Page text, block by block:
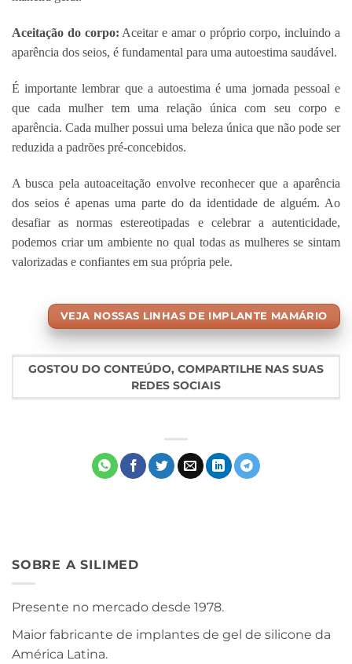
Aceitação do corpo: Aceitar e amar o próprio corpo, incluindo a
aparência dos seios, é fundamental para uma autoestima saudável.
É importante lembrar que a autoestima é uma jornada pessoal e
que cada mulher tem uma relação única com seu corpo e
aparência. Cada mulher possui uma beleza única que não pode ser
reduzida a padrões pré-concebidos.
A busca pela autoaceitação envolve reconhecer que a aparência
dos seios é apenas uma parte do da identidade de alguém. Ao
desafiar as normas estereotipadas e celebrar a autenticidade,
podemos criar um ambiente no qual todas as mulheres se sintam
valorizadas e confiantes em sua própria pele.
VEJA NOSSAS LINHAS DE IMPLANTE MAMÁRIO
GOSTOU DO CONTEÚDO, COMPARTILHE NAS SUAS
REDES SOCIAIS
SOBRE A SILIMED
Presente no mercado desde 1978.
Maior fabricante de implantes de gel de silicone da
América Latina.